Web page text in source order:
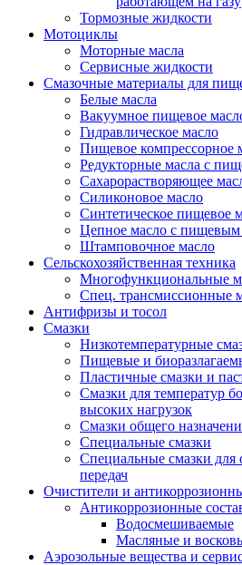
Тормозные жидкости
Мотоциклы
Моторные масла
Сервисные жидкости
Смазочные материалы для
Белые масла
Вакуумное пищевое
Гидравлическое масло
Пищевое компрессорное
Редукторные масла с
Сахарорастворяющее
Силиконовое масло
Синтетическое пищевое
Цепное масло с пищевым
Штамповочное масло
Сельскохозяйственная техника
Многофункциональные
Спец. трансмиссионные
Антифризы и тосол
Смазки
Низкотемпературные
Пищевые и
Пластичные смазки и
Смазки для температур
высоких нагрузок
Смазки общего
Специальные смазки
Специальные смазки для
передач
Очистители и
Антикоррозионные
Водосмешиваемые
Масляные и
Аэрозольные вещества и